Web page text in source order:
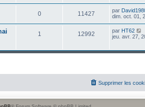
0 11427 par
dim. oct. 01,
1 12992 par HT62
jeu. avr. 27,
Supprimer les